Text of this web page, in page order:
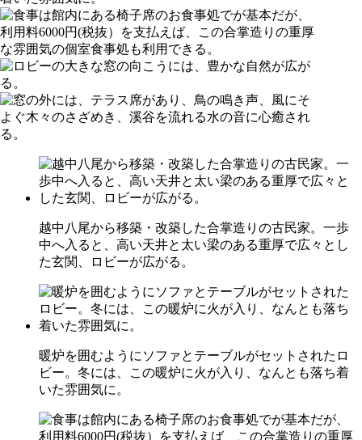
越中八尾から移築・改築した合掌造りの古民家。一歩
中へ入ると、高い天井と太い梁のある重厚で広々とし
た玄関、ロビーが広がる。
暖炉を囲むようにソファとテーブルがセットされたロ
ビー。冬には、この暖炉に火が入り、なんとも落ち着
いた雰囲気に。